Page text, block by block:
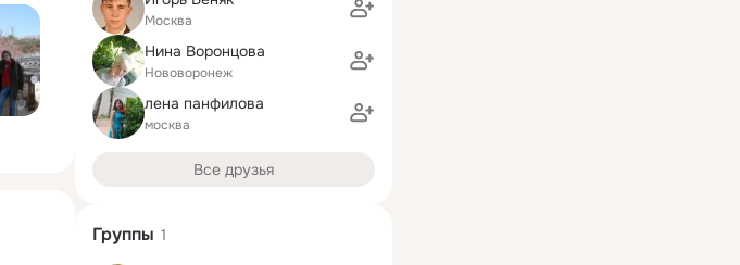
Москва
Нина Воронцова
Нововоронеж
лена панфилова
москва
Все друзья
Группы 1